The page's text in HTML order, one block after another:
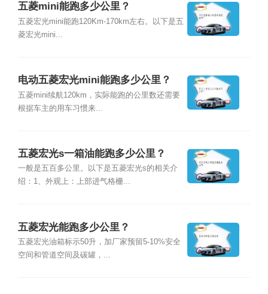
五菱mini能跑多少公里？
五菱宏光mini能跑120Km-170km左右。以下是五
菱宏光mini...
电动五菱宏光mini能跑多少公里？
五菱mini续航120km，实际能跑的公里数还需要
根据车主的用车习惯来...
五菱宏光s一箱油能跑多少公里？
一般是五百多公里。以下是五菱宏光s的相关介
绍：1、外观上：上部进气格栅...
五菱宏光能跑多少公里？
五菱宏光油箱标示50升，加厂家预留5-10%安全
空间和管道空间及碳罐，...